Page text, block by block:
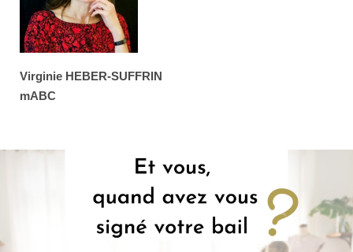
Virginie HEBER-SUFFRIN
mABC